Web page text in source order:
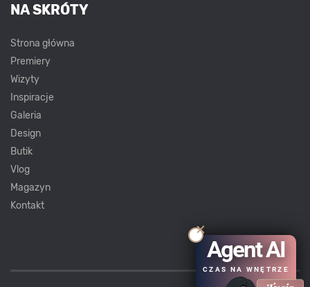
NA SKRÓTY
Strona główna
Premiery
Wizyty
Inspiracje
Galeria
Design
Butik
Vlog
Magazyn
Kontakt
Agent AI
CZAS NA WNĘTRZE